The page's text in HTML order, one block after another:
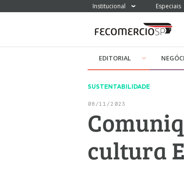
Institucional Especiais
EDITORIAL
SUSTENTABILIDADE
08/11/2023
cultura